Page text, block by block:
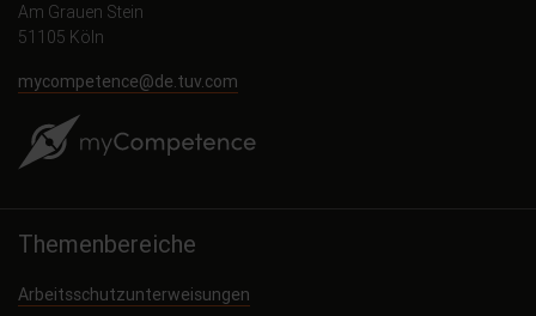
Am Grauen Stein
51105 Köln
mycompetence@de.tuv.com
Themenbereiche
Arbeitsschutzunterweisungen